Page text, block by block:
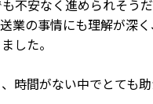
不安なく進められそうだ
業の事情にも理解が深
した。
時間がない中でとても